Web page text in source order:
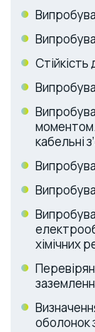
моментом.
кабельні
хімічних
оболонок